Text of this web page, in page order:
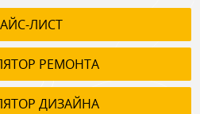
ЛИСТ
РЕМОНТА
ДИЗАЙНА